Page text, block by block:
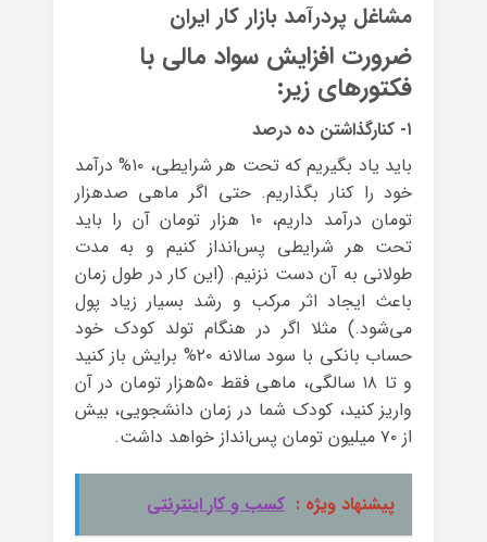
مشاغل پردرآمد بازار کار ایران
ضرورت افزایش سواد مالی با
فکتورهای زیر:
۱- کنارگذاشتن ده درصد
باید یاد بگیریم که تحت هر شرایطی، ۱۰% درآمد
خود را کنار بگذاریم. حتی اگر ماهی صدهزار
تومان درآمد داریم، ۱۰ هزار تومان آن را باید
تحت هر شرایطی پس‌انداز کنیم و به مدت
طولانی به آن دست نزنیم. (این کار در طول زمان
باعث ایجاد اثر مرکب و رشد بسیار زیاد پول
می‌شود.) مثلا اگر در هنگام تولد کودک خود
حساب بانکی با سود سالانه ۲۰% برایش باز کنید
و تا ۱۸ سالگی، ماهی فقط ۵۰هزار تومان در آن
واریز کنید، کودک شما در زمان دانشجویی، بیش
از ۷۰ میلیون تومان پس‌انداز خواهد داشت.
پیشنهاد ویژه : کسب و کار اینترنتی